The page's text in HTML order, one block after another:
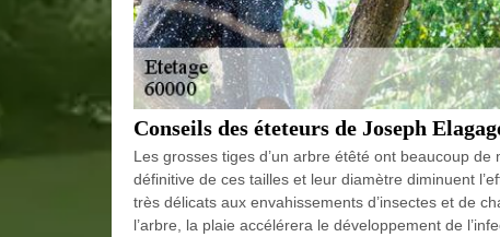
Conseils des éteteurs de Joseph
Les grosses tiges d’un arbre étêté ont beaucoup
définitive de ces tailles et leur diamètre diminuent
très délicats aux envahissements d’insectes et de
l’arbre, la plaie accélérera le développement de